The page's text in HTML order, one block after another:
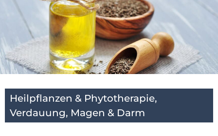
Heilpflanzen & Phytotherapie,
Verdauung, Magen & Darm